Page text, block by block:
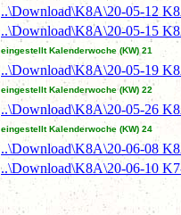
..\Download\K8A\20-05-12
..\Download\K8A\20-05-15
eingestellt Kalenderwoche (KW) 21
..\Download\K8A\20-05-19
eingestellt Kalenderwoche (KW) 22
..\Download\K8A\20-05-26
eingestellt Kalenderwoche (KW) 24
..\Download\K8A\20-06-08
..\Download\K8A\20-06-10